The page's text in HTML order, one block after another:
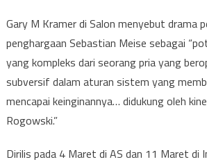
Gary M Kramer di Salon menyebut drama
penghargaan Sebastian Meise sebagai
yang kompleks dari seorang pria yang
subversif dalam aturan sistem yang
mencapai keinginannya… didukung oleh
Rogowski.”
Dirilis pada 4 Maret di AS dan 11 Maret di